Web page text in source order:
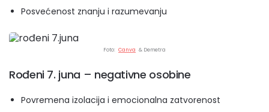
Posvećenost znanju i razumevanju
Foto: Canva & Demetra
Rođeni 7. juna – negativne osobine
Povremena izolacija i emocionalna zatvorenost